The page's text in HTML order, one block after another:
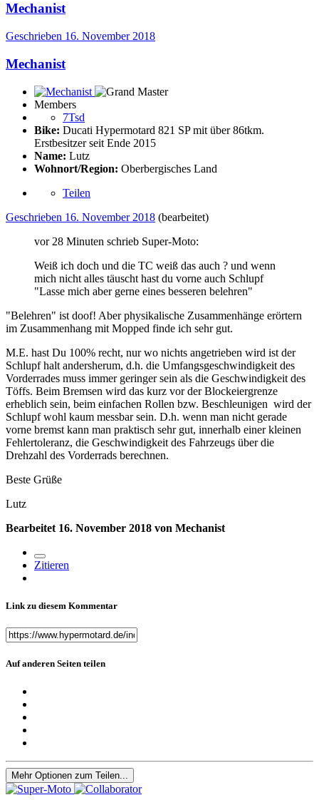
Mechanist
Geschrieben 16. November 2018
Mechanist
Members
7Tsd
Bike: Ducati Hypermotard 821 SP mit über 86tkm.
Erstbesitzer seit Ende 2015
Name: Lutz
Wohnort/Region: Oberbergisches Land
Teilen
Geschrieben 16. November 2018 (bearbeitet)
vor 28 Minuten schrieb Super-Moto:
Weiß ich doch und die TC weiß das auch ? und wenn
mich nicht alles täuscht hast du vorne auch Schlupf
"Lasse mich aber gerne eines besseren belehren"
"Belehren" ist doof! Aber physikalische Zusammenhänge erörtern
im Zusammenhang mit Mopped finde ich sehr gut.
M.E. hast Du 100% recht, nur wo nichts angetrieben wird ist der
Schlupf halt andersherum, d.h. die Umfangsgeschwindigkeit des
Vorderrades muss immer geringer sein als die Geschwindigkeit des
Töffs. Beim Bremsen wird das kurz vor der Blockeiergrenze
erheblich sein, beim einfachen Rollen bzw. Beschleunigen wird der
Schlupf wohl kaum messbar sein. D.h. wenn man nicht gerade
vorne bremst kann man praktisch sehr gut, innerhalb einer kleinen
Fehlertoleranz, die Geschwindigkeit des Fahrzeugs über die
Drehzahl des Vorderrads berechnen.
Beste Grüße
Lutz
Bearbeitet 16. November 2018 von Mechanist
Zitieren
Link zu diesem Kommentar
Auf anderen Seiten teilen
Mehr Optionen zum Teilen...